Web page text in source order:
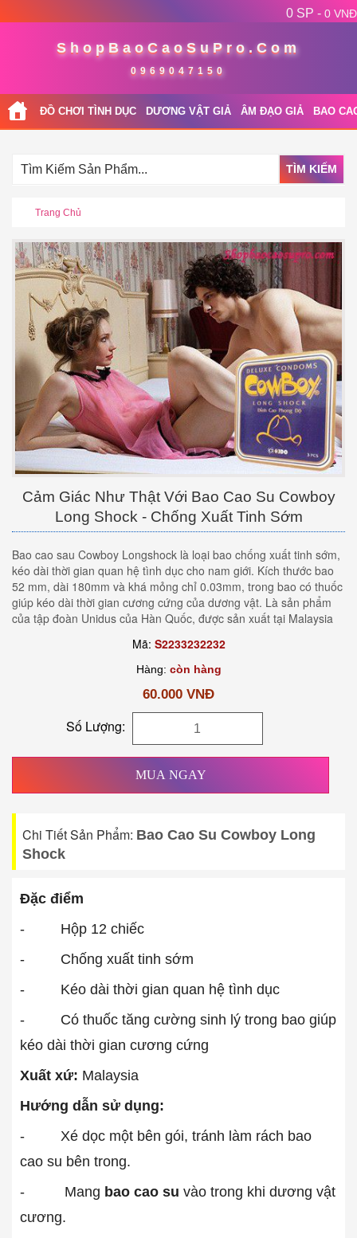
0 SP - 0 VNĐ
ShopBaoCaoSuPro.Com
0969047150
ĐỒ CHƠI TÌNH DỤC DƯƠNG VẬT GIẢ ÂM ĐẠO GIẢ BAO
TÌM KIẾM
Trang Chủ
Cảm Giác Như Thật Với Bao Cao Su Cowboy
Long Shock - Chống Xuất Tinh Sớm
Bao cao sau Cowboy Longshock là loại bao chống xuất tinh sớm,
kéo dài thời gian quan hệ tình dục cho nam giới. Kích thước bao
52 mm, dài 180mm và khá mỏng chỉ 0.03mm, trong bao có thuốc
giúp kéo dài thời gian cương cứng của dương vật. Là sản phẩm
của tập đoàn Unidus của Hàn Quốc, được sản xuất tại Malaysia
Mã: S2233232232
Hàng: còn hàng
60.000 VNĐ
Số Lượng:
MUA NGAY
Chi Tiết Sản Phẩm: Bao Cao Su Cowboy Long
Shock
Đặc điểm
- Hộp 12 chiếc
- Chống xuất tinh sớm
- Kéo dài thời gian quan hệ tình dục
- Có thuốc tăng cường sinh lý trong bao giúp
kéo dài thời gian cương cứng
Xuất xứ: Malaysia
Hướng dẫn sử dụng:
- Xé dọc một bên gói, tránh làm rách bao
cao su bên trong.
- Mang bao cao su vào trong khi dương vật
cương.